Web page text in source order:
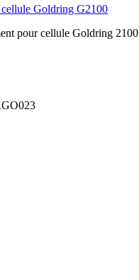
pour cellule Goldring 2100